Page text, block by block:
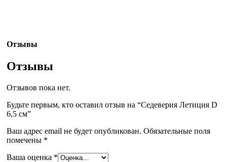
Отзывы
Отзывы
Отзывов пока нет.
Будьте первым, кто оставил отзыв на “Седеверия Летиция D
6,5 см”
Ваш адрес email не будет опубликован. Обязательные поля
помечены *
Ваша оценка *